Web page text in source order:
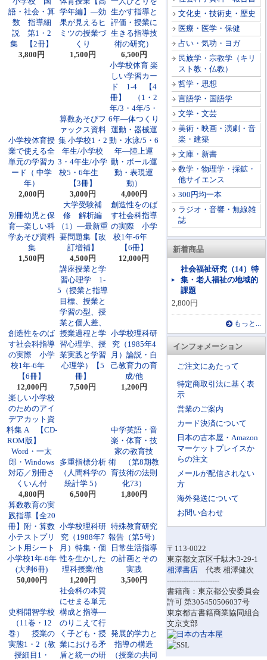
文化史・技術史・歴史
医療・医学・保健
占い・気功・ヨガ
民族学・宗教学（キリ
スト教・仏教）
哲学・思想
言語学・国語学
文学・文芸
美術・映画・演劇・音
楽・建築
文庫・新書
数学・物理学・採鉱・
他サイエンス
300円均一本
ラジオ・音響・無線雑
誌
新着商品
社会福祉研究（14）特
集・老人福祉の地域的
課題
2,800円
もっと...
インフォメーション
ご注文にあたって
特定商取引法に基く表
示
営業のご案内
カード決済について
日本の古本屋・Amazon
マーケットプレイスか
らの注文
メールが配信されない
方
海外発送について
お問い合わせ
〒113-0022
東京都文京区千駄木3-29-1
相澤書店 代表 相澤健次
----------------------
書籍商：東京都公安委員会
許可 第305450506037号
東京都古書籍商業協同組合
文京支部
語・社会・算
数 指導細
説 第1・2
集 【2冊】
3,800円
学年編】―効
果が見えるヒ
ミツの授業づ
くり
1,500円
生かす指導と
評価・授業に
生きる指導技
術の研究）
6,500円
小学校体育授
業で使える全
単元の学習カ
ード（ 中学
年）
2,000円
算数あそびフ
ァックス資料
集 小学校1・2
年生/小学校
3・4年生/小学
校5・6年生
【3冊】
3,000円
小学校体育 楽
しい学習カー
ド 1-4 【4
冊】 （1・2
年/3・4年/5・
6年―体つくり
運動・器械運
動・水泳/5・6
年―陸上運
動・ボール運
動・表現運
動）
4,000円
別冊幼児と保
育―楽しい科
学あそび資料
集
1,500円
大学受験補
修 解析編
（1）―最新重
要問題集【改
訂増補】
4,500円
創造性をのば
す社会科指導
の実際 小学
校1年-6年
【6冊】
12,000円
創造性をのば
す社会科指導
の実際 小学
校1年-6年
【6冊】
12,000円
講座授業と学
習心理学 1-
5（授業と指導
目標、授業と
学習の型、授
業と個人差、
授業過程と学
習心理学、授
業実践と学習
心理学）【5
冊】
7,500円
小学校理科研
究（1985年4
月）論説・自
己教育力の育
成/他
1,200円
楽しい小学校
のためのアイ
デアカット資
料集 A 【CD-
ROM版】
Word・一太
郎・Windows
対応／別冊さ
くいん付
4,800円
多重指標分析
（人間科学の
統計学 5）
6,500円
中学英語・音
楽・体育・技
家の教育技
術 （第8期教
育技術の法則
化73）
1,800円
算数教育の実
践指導【全20
冊】附・算数
小テストプリ
ント用シート
小学校1年-6年
(大判6冊)
50,000円
小学校理科研
究（1988年7
月）特集・個
性を生かした
理科授業/他
1,200円
特殊教育研究
報告（第5号）
日常生活指導
の計画とその
実践
3,500円
史料開智学校
（11巻・12
巻） 授業の
実態1・2（教
授細目1・
社会科の本質
にせまる単元
構成と指導―
のりこえて行
く子ども・授
業における矛
盾と統一の研
発展的学力と
指導の構造
（授業の共同